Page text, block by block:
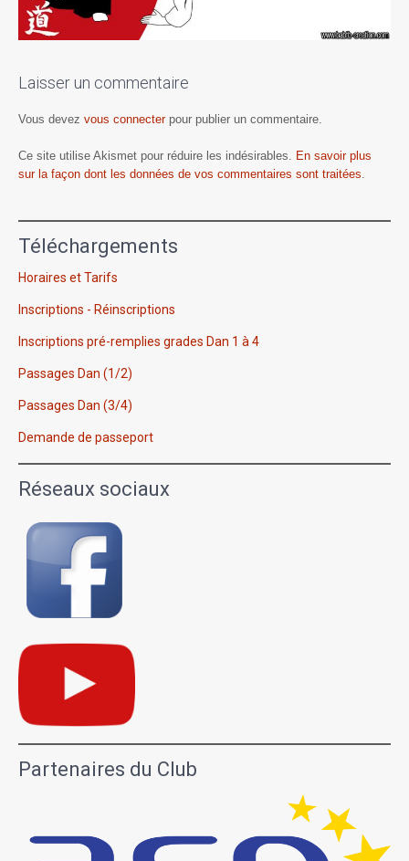
Laisser un commentaire
Vous devez vous connecterpour publier un commentaire.
Ce site utilise Akismet pour réduire les indésirables.
En savoir plus
sur la façon dont les données de vos commentaires sont traitées
Téléchargements
Horaires et Tarifs
Inscriptions - Réinscriptions
Inscriptions pré-remplies grades Dan 1 à 4
Passages Dan (1/2)
Passages Dan (3/4)
Demande de passeport
Réseaux sociaux
Partenaires du Club